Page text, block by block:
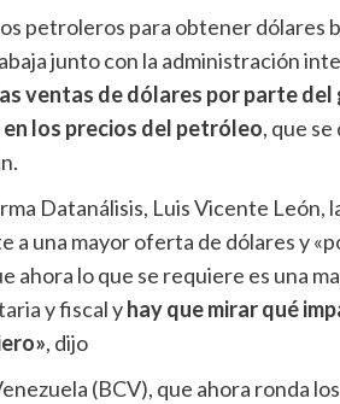
petroleros para obtener dólares
junto con la administración
ventas de dólares por parte
los precios del petróleo, que
Datanálisis, Luis Vicente León,
una mayor oferta de dólares y
ahora lo que se requiere es una
y fiscal yhay que mirar qué
, dijo
(BCV), que ahora ronda